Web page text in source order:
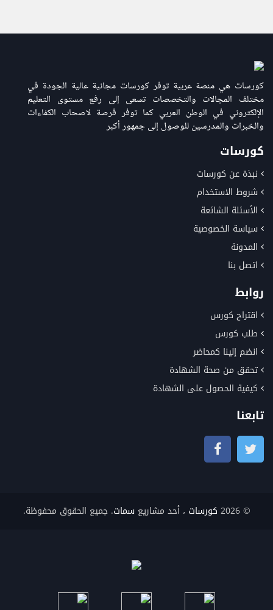
كورسات هي منصة عربية توفر كورسات مجانية عالية الجودة في
مختلف المجالات والتخصصات تسعى إلى رفع مستوى التعليم
الإلكتروني في الوطن العربي كما توفر فرصة لاصحاب الكفاءات
والخبرات والمدرسين للوصول إلى جمهور أكبر
كورسات
نبذة عن كورسات
شروط الاستخدام
الأسئلة الشائعة
سياسة الخصوصية
المدونة
اتصل بنا
روابط
اقتراح كورس
طلب كورس
انضم إلينا كمحاضر
تحقق من صحة الشهادة
كيفية الحصول على الشهادة
تابعنا
© 2026 كورسات ، أحد مشاريعسمات. جميع الحقوق محفوظة.